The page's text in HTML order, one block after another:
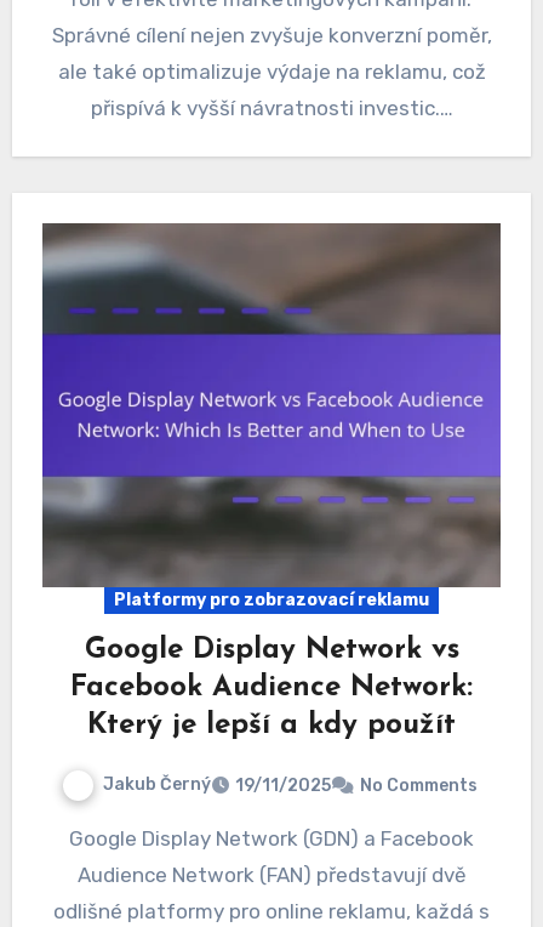
Správné cílení nejen zvyšuje konverzní poměr,
ale také optimalizuje výdaje na reklamu, což
přispívá k vyšší návratnosti investic.…
Platformy pro zobrazovací reklamu
Google Display Network vs
Facebook Audience Network:
Který je lepší a kdy použít
Jakub Černý 19/11/2025 No Comments
Google Display Network (GDN) a Facebook
Audience Network (FAN) představují dvě
odlišné platformy pro online reklamu, každá s